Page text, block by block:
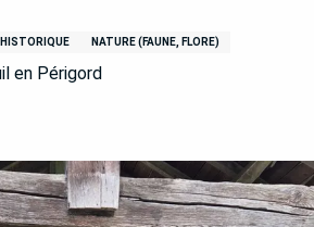
HISTORIQUE NATURE (FAUNE, FLORE)
en Périgord